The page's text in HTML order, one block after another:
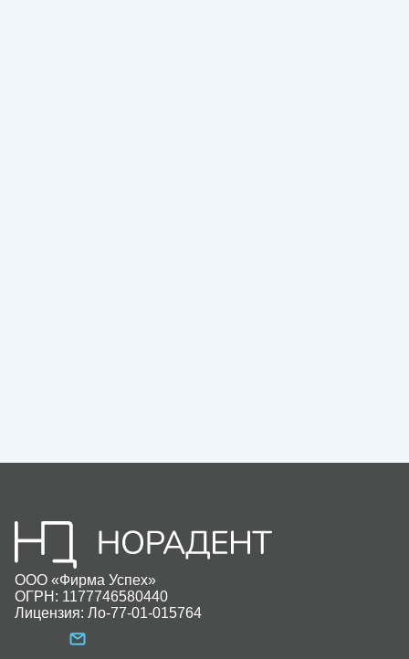
ООО «Фирма Успех»
ОГРН: 1177746580440
Лицензия: Ло-77-01-015764